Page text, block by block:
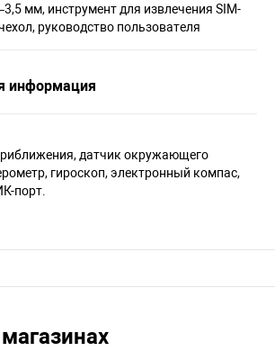
мм, инструмент для извлечения SIM-
руководство пользователя
информация
датчик окружающего
гироскоп, электронный компас,
порт.